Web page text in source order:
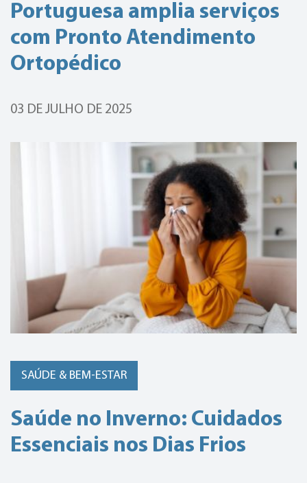
Portuguesa amplia serviços
com Pronto Atendimento
Ortopédico
03 DE JULHO DE 2025
SAÚDE & BEM-ESTAR
Saúde no Inverno: Cuidados
Essenciais nos Dias Frios